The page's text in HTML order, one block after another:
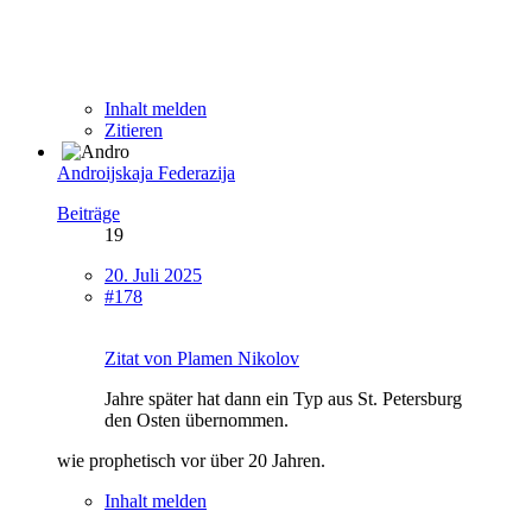
Inhalt melden
Zitieren
Androijskaja Federazija
Beiträge
19
20. Juli 2025
#178
Zitat von Plamen Nikolov
Jahre später hat dann ein Typ aus St. Petersburg
den Osten übernommen.
wie prophetisch vor über 20 Jahren.
Inhalt melden